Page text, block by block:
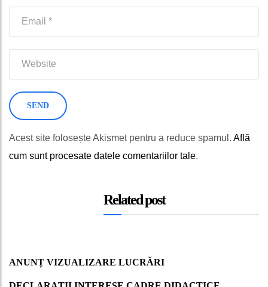
Acest site folosește Akismet pentru a reduce spamul. Află
cum sunt procesate datele comentariilor tale.
Related post
ANUNȚ VIZUALIZARE LUCRĂRI